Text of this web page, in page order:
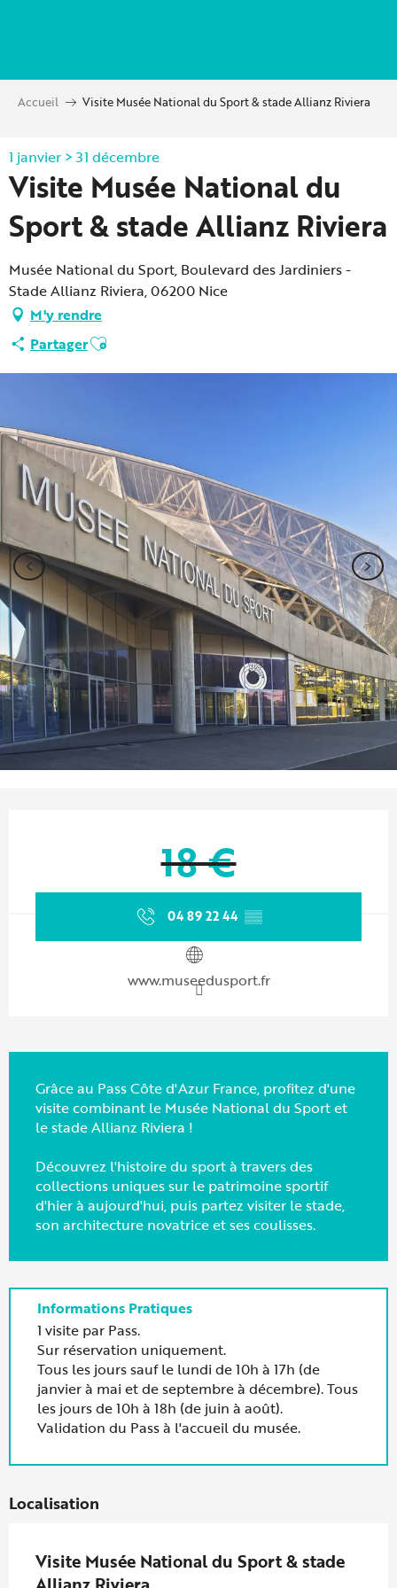
principal
Accueil Visite Musée National du Sport & stade Allianz Riviera
1 janvier > 31 décembre
Visite Musée National du
Sport & stade Allianz Riviera
Musée National du Sport, Boulevard des Jardiniers -
Stade Allianz Riviera, 06200 Nice
M'y rendre
PartagerAjouter aux favoris
18 €
04 89 22 44 ▒▒
www.museedusport.fr
Grâce au Pass Côte d'Azur France, profitez d'une
visite combinant le Musée National du Sport et
le stade Allianz Riviera !
Découvrez l'histoire du sport à travers des
collections uniques sur le patrimoine sportif
d'hier à aujourd'hui, puis partez visiter le stade,
son architecture novatrice et ses coulisses.
1 visite par Pass.
Sur réservation uniquement.
Tous les jours sauf le lundi de 10h à 17h (de
janvier à mai et de septembre à décembre). Tous
les jours de 10h à 18h (de juin à août).
Validation du Pass à l'accueil du musée.
Localisation
Visite Musée National du Sport & stade